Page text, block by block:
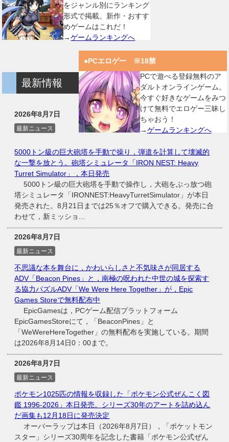
をジャンル別にランキング
形式で掲載。新作・おすす
めゲームはこれだ！
→ゲームランキングへ
●PCエロゲー ※18禁
PCで遊べる登録無料のア
ダルトオンラインゲーム。
今すぐ好きなゲームをみつ
けて無料でエロゲー三昧し
ちゃおう！
→ゲームランキングへ
最新情報
2026年8月7日
最新ニュース
5000トン級の巨大砲塔を手動で操り，弾道を計算して壊滅的
な一撃を放とう。砲塔シミュレータ「IRON NEST: Heavy
Turret Simulator」，本日発売
5000トン級の巨大砲塔を手動で操作し，大砲をぶっ放つ砲
塔シミュレータ「IRONNEST:HeavyTurretSimulator」が本日
発売された。8月21日までは25％オフで購入できる。発売に合
わせて，新ミッショ...
2026年8月7日
最新ニュース
不思議な本を舞台に，かわいらしさと不気味さが同居する
ADV「Beacon Pines」と，南極の呪われた中世の城を探索す
る協力パズルADV「We Were Here Together」が，Epic
Games Storeで無料配布中
EpicGamesは，PCゲーム配信プラットフォーム
EpicGamesStoreにて，「BeaconPines」と
「WeWereHereTogether」の無料配布を実施している。期間
は2026年8月14日0：00まで。
2026年8月7日
最新ニュース
ポケモン1025匹の情報を収録した「ポケモン公式ぜんこく図
鑑 1996-2026」本日発売。シリーズ30年のアートを詰め込ん
だ画集も12月18日に発売決定
オーバーラップは本日（2026年8月7日），「ポケットモン
スター」シリーズ30周年を記念した書籍「ポケモン公式ぜん